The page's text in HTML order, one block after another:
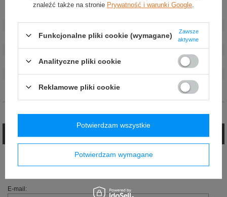
Kategoria:
Koszulki t-shirt
Kolor:
Biały
Grupa wiekowa:
Dorośli
Materiał:
Inny
Marka: Sparco
Opinie (0)
Jeżeli powyższy opis jest dla Ciebie niewystarczający, prześlij nam swoje
E-mail:
znaleźć także na stronie Prywatność i warunki Google
Funkcjonalne pliki cookie (wymagane)
Zawsze
aktywne
Analityczne pliki cookie
Reklamowe pliki cookie
Potwierdzam wymagane
Potwierdzam wszystkie